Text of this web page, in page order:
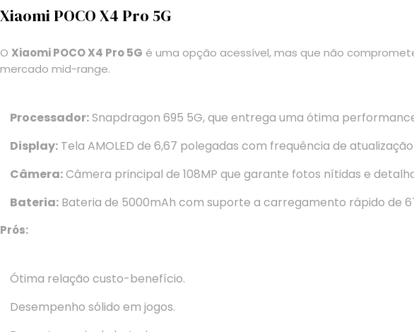
Xiaomi POCO X4 Pro 5G
O Xiaomi POCO X4 Pro 5G é uma opção acessível, mas que não
mercado mid-range.
Processador:Snapdragon 695 5G, que entrega uma ótima
Display: Tela AMOLED de 6,67 polegadas com frequência de atualização
Câmera:Câmera principal de 108MP que garante fotos nítidas e
Bateria: Bateria de 5000mAh com suporte a carregamento rápido de
Prós:
Ótima relação custo-benefício.
Desempenho sólido em jogos.